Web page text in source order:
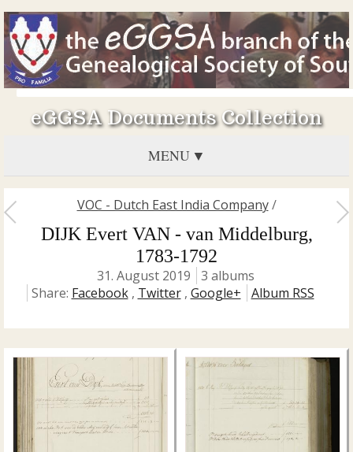
eGGSA Documents Collection
MENU
VOC - Dutch East India Company/
DIJK Evert VAN - van Middelburg,
1783-1792
31. August 2019
3 albums
Share: Facebook, Twitter, Google+ Album RSS